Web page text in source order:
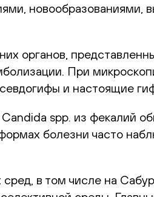
новообразованиями,
органов,
При
и настоящие
spp. из фекалий
болезни часто
в том числе на